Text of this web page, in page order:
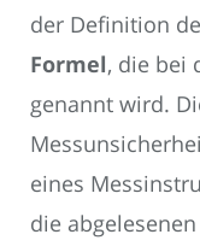
der Definition
Formel, die bei
genannt wird.
eines
die